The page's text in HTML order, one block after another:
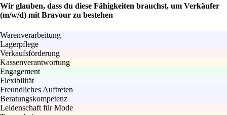
Wir glauben, dass du diese Fähigkeiten brauchst, um Verkäufer
(m/w/d) mit Bravour zu bestehen
Warenverarbeitung
Lagerpflege
Verkaufsförderung
Kassenverantwortung
Engagement
Flexibilität
Freundliches Auftreten
Beratungskompetenz
Leidenschaft für Mode